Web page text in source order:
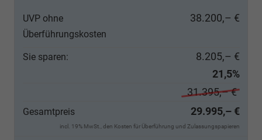
UVP ohne
Überführungskosten
38.200,– €
Sie sparen:
8.205,– €
21,5%
31.395,– €
Gesamtpreis 29.995,– €
incl. 19% MwSt., den Kosten für Überführung und Zulassungspapieren